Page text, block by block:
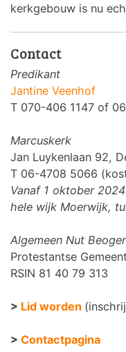
kerkgebouw is nu
Contact
Predikant
Jantine Veenhof
T 070-406 1147 of
Marcuskerk
Jan Luykenlaan 92,
T 06-4708 5066
Vanaf 1 oktober
hele wijk Moerwijk,
Algemeen Nut
Protestantse
RSIN 81 40 79 313
> Lid worden
> Contactpagina